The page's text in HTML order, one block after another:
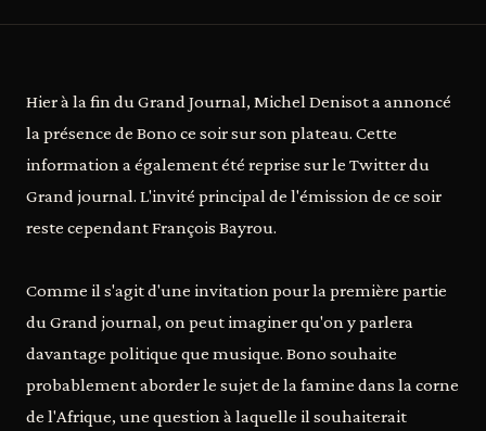
Hier à la fin du Grand Journal, Michel Denisot a annoncé
la présence de Bono ce soir sur son plateau. Cette
information a également été reprise sur le Twitter du
Grand journal. L'invité principal de l'émission de ce soir
reste cependant François Bayrou.
Comme il s'agit d'une invitation pour la première partie
du Grand journal, on peut imaginer qu'on y parlera
davantage politique que musique. Bono souhaite
probablement aborder le sujet de la famine dans la corne
de l'Afrique, une question à laquelle il souhaiterait